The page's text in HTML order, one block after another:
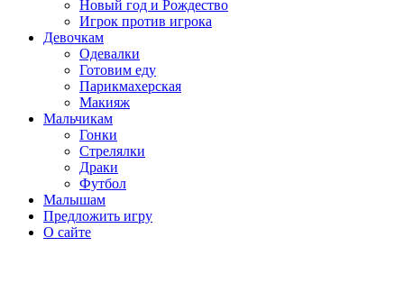
Новый год и Рождество
Игрок против игрока
Девочкам
Одевалки
Готовим еду
Парикмахерская
Макияж
Мальчикам
Гонки
Стрелялки
Драки
Футбол
Малышам
Предложить игру
О сайте